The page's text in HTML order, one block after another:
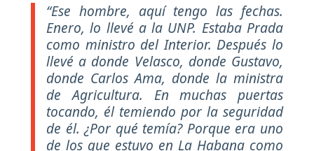
“Ese hombre, aquí tengo las fechas.
Enero, lo llevé a la UNP. Estaba Prada
como ministro del Interior. Después lo
llevé a donde Velasco, donde Gustavo,
donde Carlos Ama, donde la ministra
de Agricultura. En muchas puertas
tocando, él temiendo por la seguridad
de él. ¿Por qué temía? Porque era uno
de los que estuvo en La Habana como